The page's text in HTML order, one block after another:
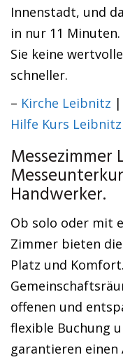
Innenstadt, und
in nur 11
Sie keine
schneller.
– Kirche Leibnitz |
Hilfe Kurs Leibnitz
Messezimmer
Handwerker.
Ob solo oder mit
Zimmer bieten
Platz und
offenen und
flexible Buchung
garantieren